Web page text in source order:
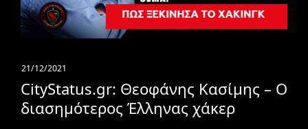
21/12/2021
CityStatus.gr: Θεοφάνης Κασίμης – Ο
διασημότερος Έλληνας χάκερ